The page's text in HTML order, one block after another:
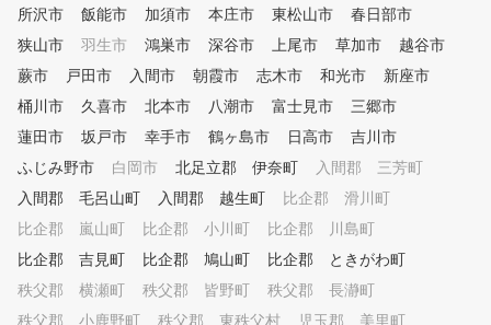
専属プロがレッスンをおこない
、シミュレーターの映像や数値
データを確認しながら、会員様
にわかりやすくレッスンします
。会員様一人一人のレッスン内
容をカルテで共有しており、前
回の復習や今後の課題など、継
けます。 ③レッスン受け放題
、レンジ使い放題のサブスクモ
デル 外部資格を有する専属プ
ロのレッスンを、毎日、何度で
も受けられます。また打席も使
い放題なので、一人で練習した
所沢市
飯能市 加須市 本庄市 東松山市
春日部市
狭山市
羽生市 鴻巣市 深谷市 上尾市 草加市
越谷市
蕨市
戸田市 入間市 朝霞市 志木市 和光市
新座市
桶川市
久喜市 北本市 八潮市 富士見市
三郷市
蓮田市
坂戸市 幸手市 鶴ヶ島市 日高市
吉川市
ふじみ野市
白岡市 北足立郡 伊奈町
入間郡 三芳町
入間郡 毛呂山町
入間郡 越生町
比企郡 滑川町
比企郡 嵐山町
比企郡 小川町
比企郡 川島町
比企郡 吉見町
比企郡 鳩山町
比企郡 ときがわ町
秩父郡 横瀬町
秩父郡 皆野町
秩父郡 長瀞町
秩父郡 小鹿野町
秩父郡 東秩父村
児玉郡 美里町